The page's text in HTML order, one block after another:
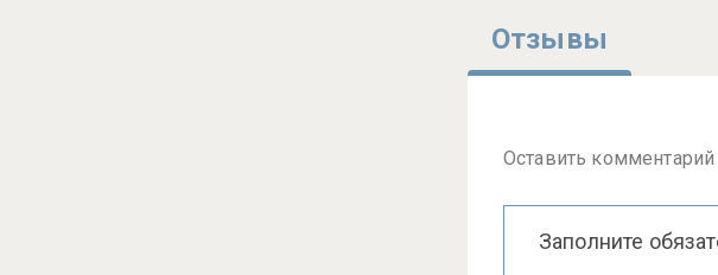
Отзывы
Оставить комментарий
Заполните